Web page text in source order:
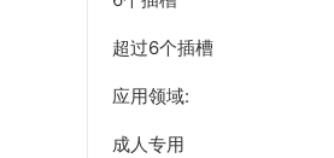
超过6个插槽
应用领域:
成人专用